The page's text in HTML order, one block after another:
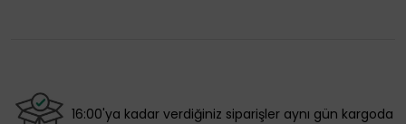
16:00'ya kadar verdiğiniz siparişler aynı gün kargoda